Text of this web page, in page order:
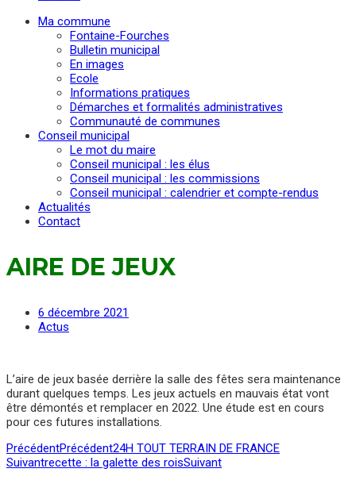
Ma commune
Fontaine-Fourches
Bulletin municipal
En images
Ecole
Informations pratiques
Démarches et formalités administratives
Communauté de communes
Conseil municipal
Le mot du maire
Conseil municipal : les élus
Conseil municipal : les commissions
Conseil municipal : calendrier et compte-rendus
Actualités
Contact
AIRE DE JEUX
6 décembre 2021
Actus
L’aire de jeux basée derrière la salle des fêtes sera maintenance
durant quelques temps. Les jeux actuels en mauvais état vont
être démontés et remplacer en 2022. Une étude est en cours
pour ces futures installations.
PrécédentPrécédent24H TOUT TERRAIN DE FRANCE
Suivantrecette : la galette des roisSuivant